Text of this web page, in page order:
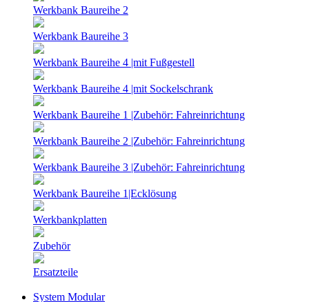
Werkbank Baureihe 2
Werkbank Baureihe 3
Werkbank Baureihe 4 |mit Fußgestell
Werkbank Baureihe 4 |mit Sockelschrank
Werkbank Baureihe 1 |Zubehör: Fahreinrichtung
Werkbank Baureihe 2 |Zubehör: Fahreinrichtung
Werkbank Baureihe 3 |Zubehör: Fahreinrichtung
Werkbank Baureihe 1|Ecklösung
Werkbankplatten
Zubehör
Ersatzteile
System Modular